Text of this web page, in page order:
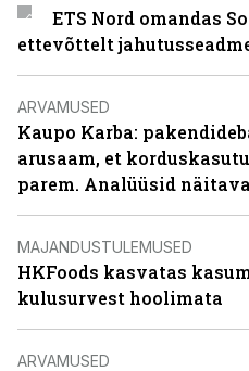
ETS Nord omandas
ettevõttelt
ARVAMUSED
Kaupo Karba:
arusaam, et
parem. Analüüsid
MAJANDUSTULEMUSED
HKFoods kasvatas
kulusurvest hoolimata
ARVAMUSED